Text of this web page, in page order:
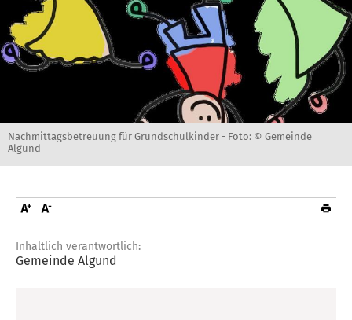
Nachmittagsbetreuung für Grundschulkinder - Foto: © Gemeinde
Algund
Inhaltlich verantwortlich:
Gemeinde Algund